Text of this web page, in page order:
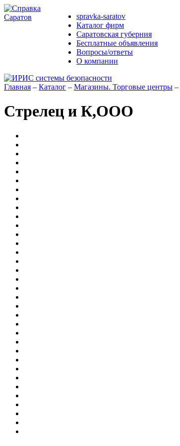
spravka-saratov
Каталог фирм
Саратовская губерния
Бесплатные объявления
Вопросы/ответы
О компании
Главная – Каталог – Магазины. Торговые центры –
Стрелец и К,ООО